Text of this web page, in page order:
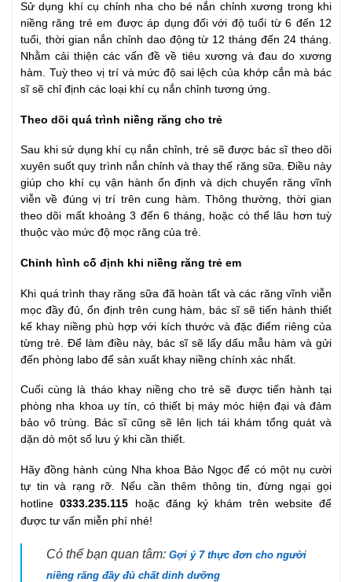
Sử dụng khí cụ chỉnh nha cho bé nắn chỉnh xương trong khi
niềng răng trẻ em được áp dụng đối với độ tuổi từ 6 đến 12
tuổi, thời gian nắn chỉnh dao động từ 12 tháng đến 24 tháng.
Nhằm cải thiện các vấn đề về tiêu xương và đau do xương
hàm. Tuỳ theo vị trí và mức độ sai lệch của khớp cắn mà bác
sĩ sẽ chỉ định các loại khí cụ nắn chỉnh tương ứng.
Theo dõi quá trình niềng răng cho trẻ
Sau khi sử dụng khí cụ nắn chỉnh, trẻ sẽ được bác sĩ theo dõi
xuyên suốt quy trình nắn chỉnh và thay thế răng sữa. Điều này
giúp cho khí cụ vận hành ổn định và dịch chuyển răng vĩnh
viễn về đúng vị trí trên cung hàm. Thông thường, thời gian
theo dõi mất khoảng 3 đến 6 tháng, hoặc có thể lâu hơn tuỳ
thuộc vào mức độ mọc răng của trẻ.
Chỉnh hình cố định khi niềng răng trẻ em
Khi quá trình thay răng sữa đã hoàn tất và các răng vĩnh viễn
mọc đầy đủ, ổn định trên cung hàm, bác sĩ sẽ tiến hành thiết
kế khay niềng phù hợp với kích thước và đặc điểm riêng của
từng trẻ. Để làm điều này, bác sĩ sẽ lấy dấu mẫu hàm và gửi
đến phòng labo để sản xuất khay niềng chính xác nhất.
Cuối cùng là tháo khay niềng cho trẻ sẽ được tiến hành tại
phòng nha khoa uy tín, có thiết bị máy móc hiện đại và đảm
bảo vô trùng. Bác sĩ cũng sẽ lên lịch tái khám tổng quát và
dặn dò một số lưu ý khi cần thiết.
Hãy đồng hành cùng Nha khoa Bảo Ngọc để có một nụ cười
tự tin và rạng rỡ. Nếu cần thêm thông tin, đừng ngại gọi
hotline0333.235.115
hoặc đăng ký khám trên website để
được tư vấn miễn phí nhé!
Có thể bạn quan tâm: Gợi ý 7 thực đơn cho người
niềng răng đầy đủ chất dinh dưỡng